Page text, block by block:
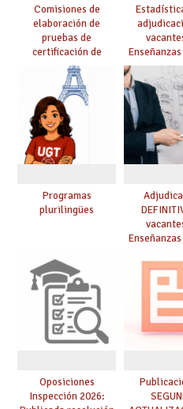
Comisiones de
elaboración de
pruebas de
certificación de
competencia
lingüística: publicada
resolución definitiva
para el
Programas
plurilingües
Oposiciones
Inspección 2026: